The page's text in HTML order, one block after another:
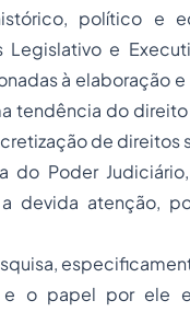
político e
Legislativo e
à elaboração
tendência do
de direitos
do Poder
devida atenção,
e o papel por ele